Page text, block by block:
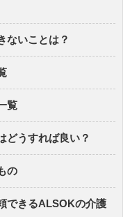
ないことは？
覧
どうすれば良い？
の
できるALSOKの介護